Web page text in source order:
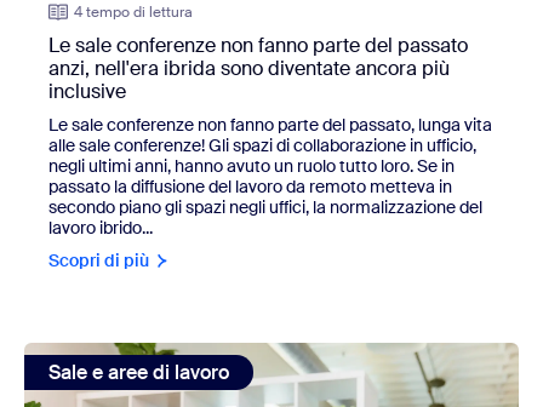
4 tempo di lettura
Le sale conferenze non fanno parte del passato
anzi, nell'era ibrida sono diventate ancora più
inclusive
Le sale conferenze non fanno parte del passato, lunga vita
alle sale conferenze! Gli spazi di collaborazione in ufficio,
negli ultimi anni, hanno avuto un ruolo tutto loro. Se in
passato la diffusione del lavoro da remoto metteva in
secondo piano gli spazi negli uffici, la normalizzazione del
lavoro ibrido...
Scopri di più
view: Dalla Prenotazione Postazione alla Gestione
Sale e aree di lavoro